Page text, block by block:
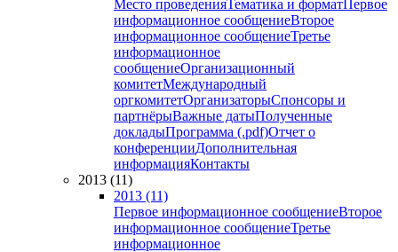
Место проведенияТематика и форматПервое
информационное сообщениеВторое
информационное сообщениеТретье
информационное
сообщениеОрганизационный
комитетМеждународный
оргкомитетОрганизаторыСпонсоры и
партнёрыВажные датыПолученные
докладыПрограмма (.pdf)Отчет о
конференцииДополнительная
информацияКонтакты
2013 (11)
2013 (11)
Первое информационное сообщениеВторое
информационное сообщениеТретье
информационное